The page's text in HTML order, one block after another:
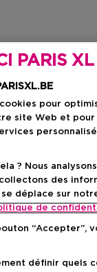
PARIS XL
pour
site Web et pour
? Nous
des
déplace sur
de
“Accepter”,
définir quels